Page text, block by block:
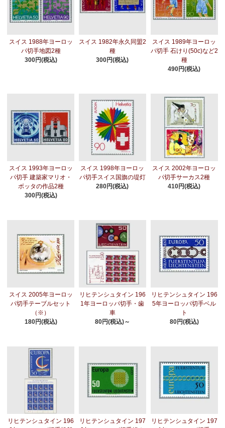
スイス 1988年ヨーロッ
パ切手地図2種
300円(税込)
スイス 1982年永久同盟2
種
300円(税込)
スイス 1989年ヨーロッ
パ切手 石けり(50c)など2
種
490円(税込)
スイス 1993年ヨーロッ
パ切手 建築家マリオ・
ボッタの作品2種
300円(税込)
スイス 1998年ヨーロッ
パ切手スイス国旗の堤灯
280円(税込)
スイス 2002年ヨーロッ
パ切手サーカス2種
410円(税込)
スイス 2005年ヨーロッ
パ切手テーブルセット
（※）
180円(税込)
リヒテンシュタイン 196
1年ヨーロッパ切手・歯
車
80円(税込)～
リヒテンシュタイン 196
5年ヨーロッパ切手ベル
ト
80円(税込)
リヒテンシュタイン 196
リヒテンシュタイン 197
リヒテンシュタイン 197